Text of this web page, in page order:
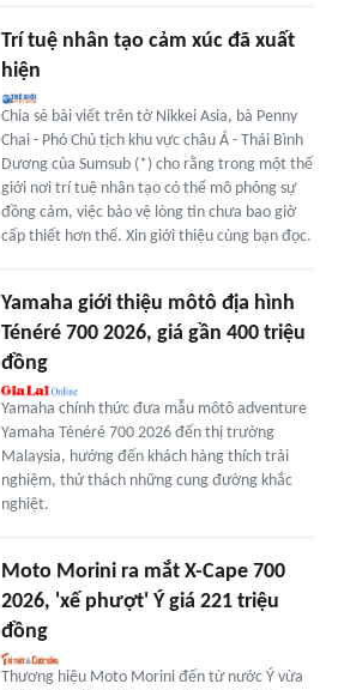
Trí tuệ nhân tạo cảm xúc đã xuất
hiện
Chia sẻ bài viết trên tờ Nikkei Asia, bà Penny
Chai - Phó Chủ tịch khu vực châu Á - Thái Bình
Dương của Sumsub (*) cho rằng trong một thế
giới nơi trí tuệ nhân tạo có thể mô phỏng sự
đồng cảm, việc bảo vệ lòng tin chưa bao giờ
cấp thiết hơn thế. Xin giới thiệu cùng bạn đọc.
Yamaha giới thiệu môtô địa hình
Ténéré 700 2026, giá gần 400 triệu
đồng
Yamaha chính thức đưa mẫu môtô adventure
Yamaha Ténéré 700 2026 đến thị trường
Malaysia, hướng đến khách hàng thích trải
nghiệm, thử thách những cung đường khắc
nghiệt.
Moto Morini ra mắt X-Cape 700
2026, 'xế phượt' Ý giá 221 triệu
đồng
Thương hiệu Moto Morini đến từ nước Ý vừa